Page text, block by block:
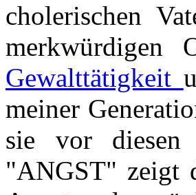
cholerischen
merkwürdigen
Gewalttätigkeit
meiner
sie vor diesen
"ANGST" zeigt